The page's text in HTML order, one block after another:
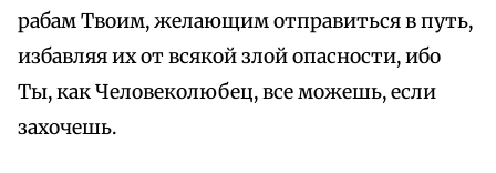
рабам Твоим, желающим отправиться в путь,
избавляя их от всякой злой опасности, ибо
Ты, как Человеколюбец, все можешь, если
захочешь.